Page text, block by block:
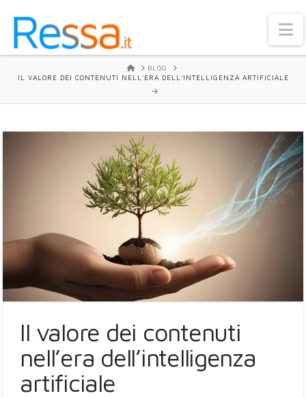
HOMEBLOG
IL VALORE DEI CONTENUTI NELL'ERA DELL'INTELLIGENZA ARTIFICIALE
Il valore dei contenuti
nell’era dell’intelligenza
artificiale